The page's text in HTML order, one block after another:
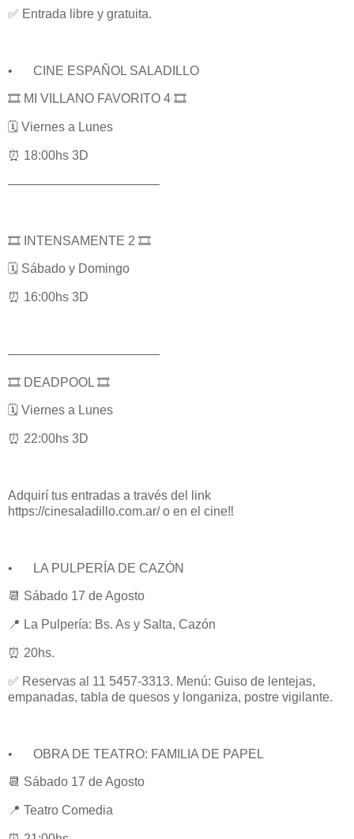
✅ Entrada libre y gratuita.
• CINE ESPAÑOL SALADILLO
🎞️ MI VILLANO FAVORITO 4 🎞️
🗓️ Viernes a Lunes
⏰ 18:00hs 3D
————————————
🎞️ INTENSAMENTE 2 🎞️
🗓️ Sábado y Domingo
⏰ 16:00hs 3D
————————————
🎞️ DEADPOOL 🎞️
🗓️ Viernes a Lunes
⏰ 22:00hs 3D
Adquirí tus entradas a través del link
https://cinesaladillo.com.ar/ o en el cine‼️
• LA PULPERÍA DE CAZÓN
📆 Sábado 17 de Agosto
📍 La Pulpería: Bs. As y Salta, Cazón
⏰ 20hs.
✅ Reservas al 11 5457-3313. Menú: Guiso de lentejas,
empanadas, tabla de quesos y longaniza, postre vigilante.
• OBRA DE TEATRO: FAMILIA DE PAPEL
📆 Sábado 17 de Agosto
📍 Teatro Comedia